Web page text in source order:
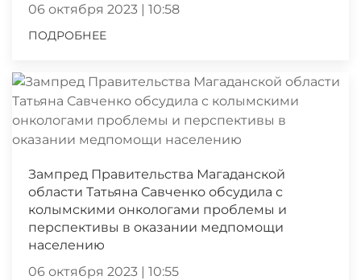
06 октября 2023 | 10:58
ПОДРОБНЕЕ
Зампред Правительства Магаданской
области Татьяна Савченко обсудила с
колымскими онкологами проблемы и
перспективы в оказании медпомощи
населению
06 октября 2023 | 10:55